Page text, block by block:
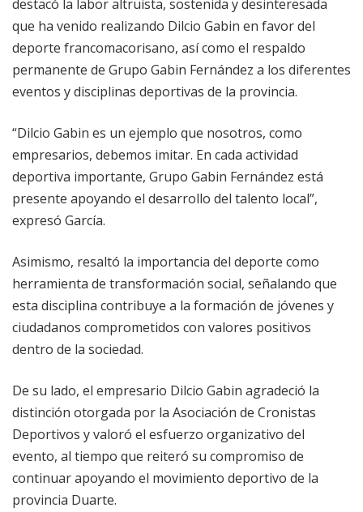
destacó la labor altruista, sostenida y desinteresada
que ha venido realizando Dilcio Gabin en favor del
deporte francomacorisano, así como el respaldo
permanente de Grupo Gabin Fernández a los diferentes
eventos y disciplinas deportivas de la provincia.
“Dilcio Gabin es un ejemplo que nosotros, como
empresarios, debemos imitar. En cada actividad
deportiva importante, Grupo Gabin Fernández está
presente apoyando el desarrollo del talento local”,
expresó García.
Asimismo, resaltó la importancia del deporte como
herramienta de transformación social, señalando que
esta disciplina contribuye a la formación de jóvenes y
ciudadanos comprometidos con valores positivos
dentro de la sociedad.
De su lado, el empresario Dilcio Gabin agradeció la
distinción otorgada por la Asociación de Cronistas
Deportivos y valoró el esfuerzo organizativo del
evento, al tiempo que reiteró su compromiso de
continuar apoyando el movimiento deportivo de la
provincia Duarte.